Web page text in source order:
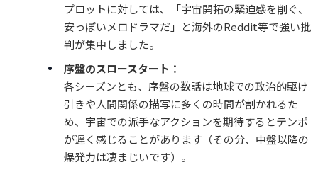
プロットに対しては、「宇宙開拓の緊迫感を削ぐ、
安っぽいメロドラマだ」と海外のReddit等で強い批
判が集中しました。
序盤のスロースタート：
各シーズンとも、序盤の数話は地球での政治的駆け
引きや人間関係の描写に多くの時間が割かれるた
め、宇宙での派手なアクションを期待するとテンポ
が遅く感じることがあります（その分、中盤以降の
爆発力は凄まじいです）。